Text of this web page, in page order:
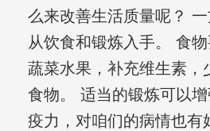
么来改善生活质量呢？
从饮食和锻炼入手。 食
蔬菜水果，补充维生素，
食物。 适当的锻炼可以
疫力，对咱们的病情也有